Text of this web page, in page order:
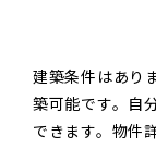
建築条件はあり
築可能です。自
できます。物件